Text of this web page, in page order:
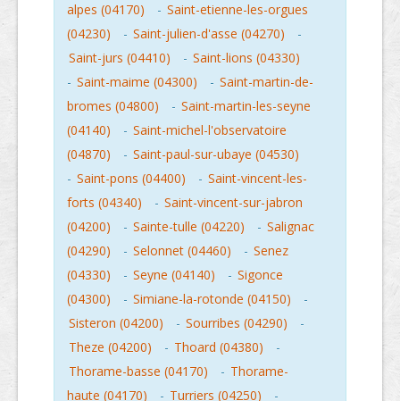
alpes (04170)
- Saint-etienne-les-orgues
(04230)
- Saint-julien-d'asse (04270)
-
Saint-jurs (04410)
- Saint-lions (04330)
- Saint-maime (04300) - Saint-martin-de-
bromes (04800)
- Saint-martin-les-seyne
(04140)
- Saint-michel-l'observatoire
(04870)
- Saint-paul-sur-ubaye (04530)
- Saint-pons (04400) - Saint-vincent-les-
forts (04340)
- Saint-vincent-sur-jabron
(04200)
- Sainte-tulle (04220) - Salignac
(04290)
- Selonnet (04460) - Senez
(04330)
- Seyne (04140) - Sigonce
(04300)
- Simiane-la-rotonde (04150)
-
Sisteron (04200)
- Sourribes (04290)
-
Theze (04200)
- Thoard (04380)
-
Thorame-basse (04170)
- Thorame-
haute (04170)
- Turriers (04250)
-